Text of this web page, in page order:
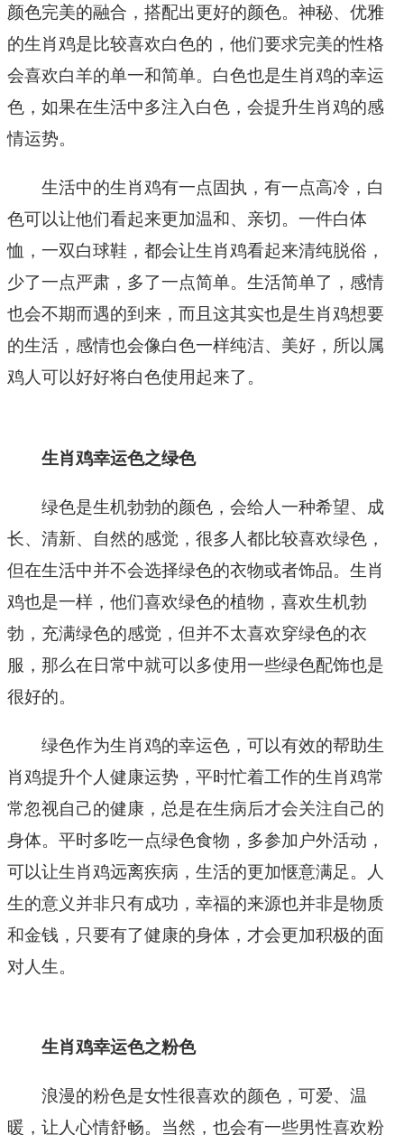
颜色完美的融合，搭配出更好的颜色。神秘、优雅
的生肖鸡是比较喜欢白色的，他们要求完美的性格
会喜欢白羊的单一和简单。白色也是生肖鸡的幸运
色，如果在生活中多注入白色，会提升生肖鸡的感
情运势。
生活中的生肖鸡有一点固执，有一点高冷，白
色可以让他们看起来更加温和、亲切。一件白体
恤，一双白球鞋，都会让生肖鸡看起来清纯脱俗，
少了一点严肃，多了一点简单。生活简单了，感情
也会不期而遇的到来，而且这其实也是生肖鸡想要
的生活，感情也会像白色一样纯洁、美好，所以属
鸡人可以好好将白色使用起来了。
生肖鸡幸运色之绿色
绿色是生机勃勃的颜色，会给人一种希望、成
长、清新、自然的感觉，很多人都比较喜欢绿色，
但在生活中并不会选择绿色的衣物或者饰品。生肖
鸡也是一样，他们喜欢绿色的植物，喜欢生机勃
勃，充满绿色的感觉，但并不太喜欢穿绿色的衣
服，那么在日常中就可以多使用一些绿色配饰也是
很好的。
绿色作为生肖鸡的幸运色，可以有效的帮助生
肖鸡提升个人健康运势，平时忙着工作的生肖鸡常
常忽视自己的健康，总是在生病后才会关注自己的
身体。平时多吃一点绿色食物，多参加户外活动，
可以让生肖鸡远离疾病，生活的更加惬意满足。人
生的意义并非只有成功，幸福的来源也并非是物质
和金钱，只要有了健康的身体，才会更加积极的面
对人生。
生肖鸡幸运色之粉色
浪漫的粉色是女性很喜欢的颜色，可爱、温
暖，让人心情舒畅。当然，也会有一些男性喜欢粉